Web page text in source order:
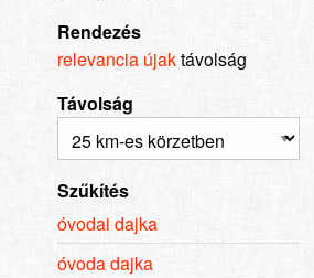
Rendezés
relevancia újaktávolság
Távolság
Szűkítés
óvodai dajka
óvoda dajka